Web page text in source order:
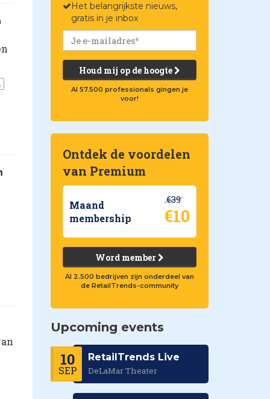
Het belangrijkste nieuws,
gratis in je inbox
Houd mij op de hoogte
Al 57.500 professionals gingen je
voor!
Ontdek de voordelen
van Premium
Maand
membership
€39
€10
Word member
Al 2.500 bedrijven zijn onderdeel van
de RetailTrends-community
Upcoming events
10
SEP
RetailTrends Live
DeLaMar Theater